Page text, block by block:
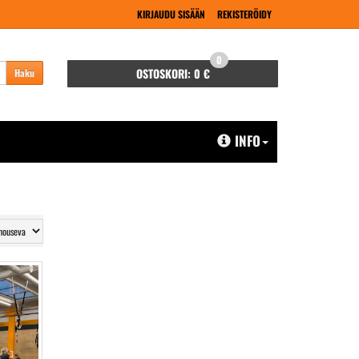
KIRJAUDU SISÄÄN REKISTERÖIDY
Haku OSTOSKORI: 0 €
0
INFO